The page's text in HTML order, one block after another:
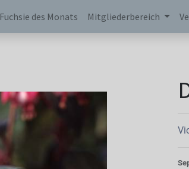
Fuchsie des Monats Mitgliederbereich